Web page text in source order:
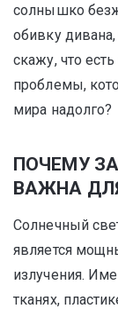
солнышко
обивку
скажу, что
проблемы,
мира надолго?
ПОЧЕМУ
ВАЖНА
Солнечный
является
излучения.
тканях,